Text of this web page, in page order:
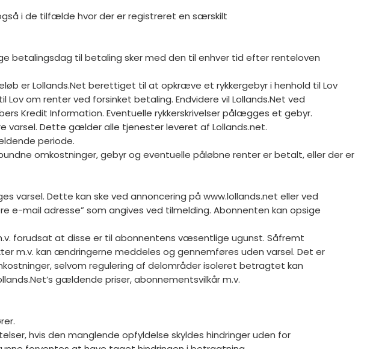
i de tilfælde hvor der er registreret en særskilt
betalingsdag til betaling sker med den til enhver tid efter renteloven
er Lollands.Net berettiget til at opkræve et rykkergebyr i henhold til Lov
om renter ved forsinket betaling. Endvidere vil Lollands.Net ved
Kredit Information. Eventuelle rykkerskrivelser pålægges et gebyr.
varsel. Dette gælder alle tjenester leveret af Lollands.net.
periode.
omkostninger, gebyr og eventuelle påløbne renter er betalt, eller der er
varsel. Dette kan ske ved annoncering på www.lollands.net eller ved
e-mail adresse” som angives ved tilmelding. Abonnenten kan opsige
forudsat at disse er til abonnentens væsentlige ugunst. Såfremt
m.v. kan ændringerne meddeles og gennemføres uden varsel. Det er
selvom regulering af delområder isoleret betragtet kan
gældende priser, abonnementsvilkår m.v.
hvis den manglende opfyldelse skyldes hindringer uden for